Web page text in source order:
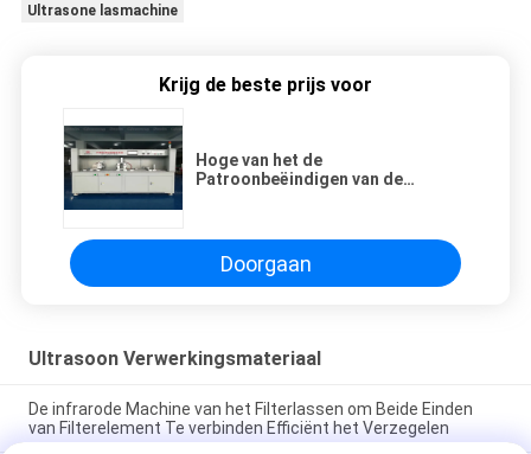
Ultrasone lasmachine
Krijg de beste prijs voor
Hoge van het de
Patroonbeëindigen van de
Plastic Beëindigenkappen Te
lassenDoorgaan
Ultrasoon Verwerkingsmateriaal
De infrarode Machine van het Filterlassen om Beide Einden
van Filterelement Te verbinden Efficiënt het Verzegelen